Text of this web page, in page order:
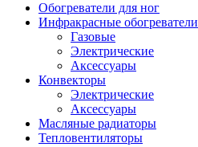
Обогреватели для ног
Инфракрасные обогреватели
Газовые
Электрические
Аксессуары
Конвекторы
Электрические
Аксессуары
Масляные радиаторы
Тепловентиляторы